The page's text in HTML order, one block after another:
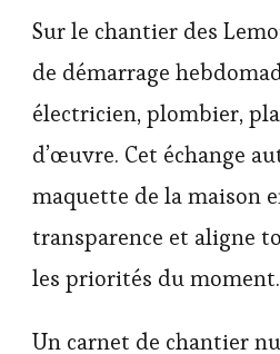
Sur le chantier des
de démarrage
électricien, plombier,
d’œuvre. Cet échange
maquette de la maison
transparence et aligne
les priorités du moment.
Un carnet de chantier